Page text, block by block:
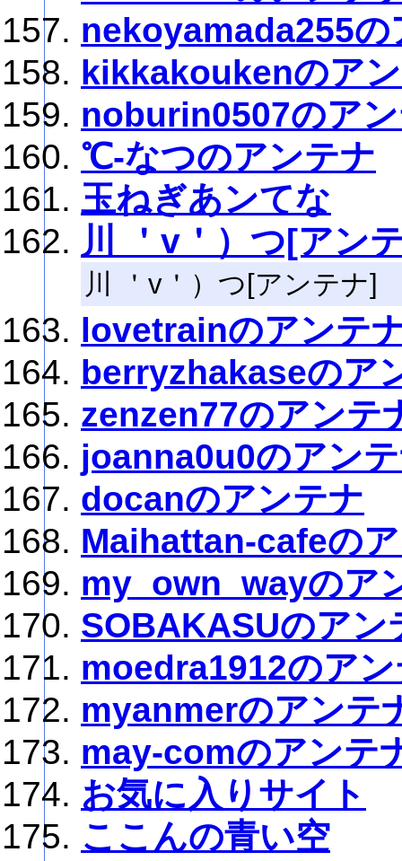
nekoyamada255の
kikkakoukenのア
noburin0507のア
℃-なつのアンテナ
玉ねぎあンてな
川 ＇v＇）つ[アン
川 ＇v＇）つ[アンテナ]
lovetrainのアンテ
berryzhakaseのア
zenzen77のアンテ
joanna0u0のアン
docanのアンテナ
Maihattan-cafeの
my_own_wayのア
SOBAKASUのアン
moedra1912のア
myanmerのアンテ
may-comのアンテ
お気に入りサイト
ここんの青い空